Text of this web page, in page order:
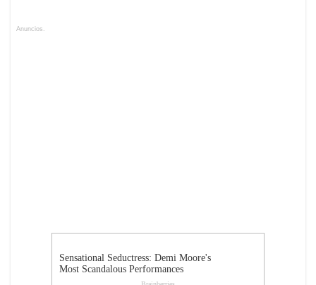
Anuncios.